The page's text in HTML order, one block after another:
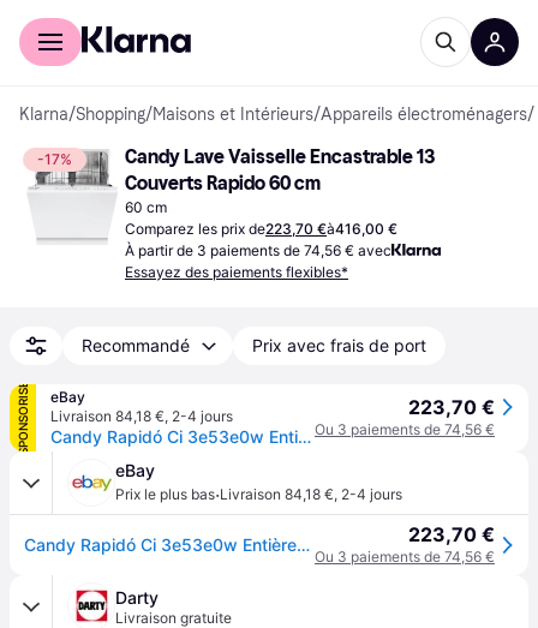
Acheter avec Klarna
Klarna/Shopping/Maisons et Intérieurs/Appareils électroménagers/
-17%
Candy Lave Vaisselle Encastrable 13
Couverts Rapido 60 cm
60 cm
Comparez les prix de223,70 €à416,00 €
À partir de 3 paiements de 74,56 € avec
Essayez des paiements flexibles*
Recommandé Prix avec frais de port
SPONSORISÉ
eBay
Livraison 84,18 €, 2-4 jours
Candy Rapidó Ci 3e53e0w Entièrement Intégré 13 Couverts E
223,70 €
Ou 3 paiements de 74,56 €
eBay
Prix le plus bas·Livraison 84,18 €, 2-4 jours
Candy Rapidó Ci 3e53e0w Entièrement Intégré 13 Couverts E 223,70 €
Ou 3 paiements de 74,56 €
Darty
Livraison gratuite